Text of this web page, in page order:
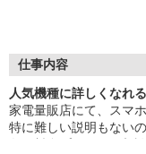
シエロのスタッフは9
ずっと先まで役に立ち
丁寧な研修もあるので
みなさんから働きや
最新アプリ事情やお
スマホの裏ワザを学
仕事内容
人気機種に詳しくなれ
家電量販店にて、スマ
特に難しい説明もない